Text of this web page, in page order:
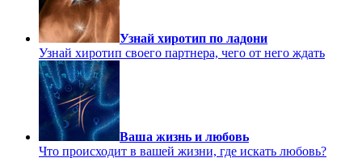
Узнай хиротип по ладони
Узнай хиротип своего партнера, чего от него ждать
Ваша жизнь и любовь
Что происходит в вашей жизни, где искать любовь?